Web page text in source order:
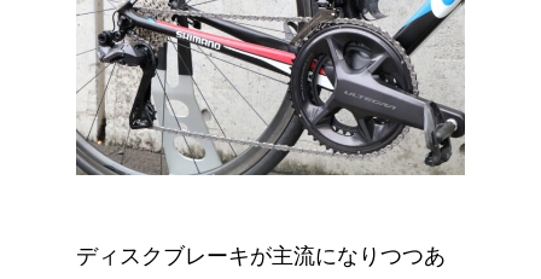
ディスクブレーキが主流になりつつあ